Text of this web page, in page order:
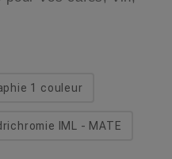
1 couleur
IML - MATE